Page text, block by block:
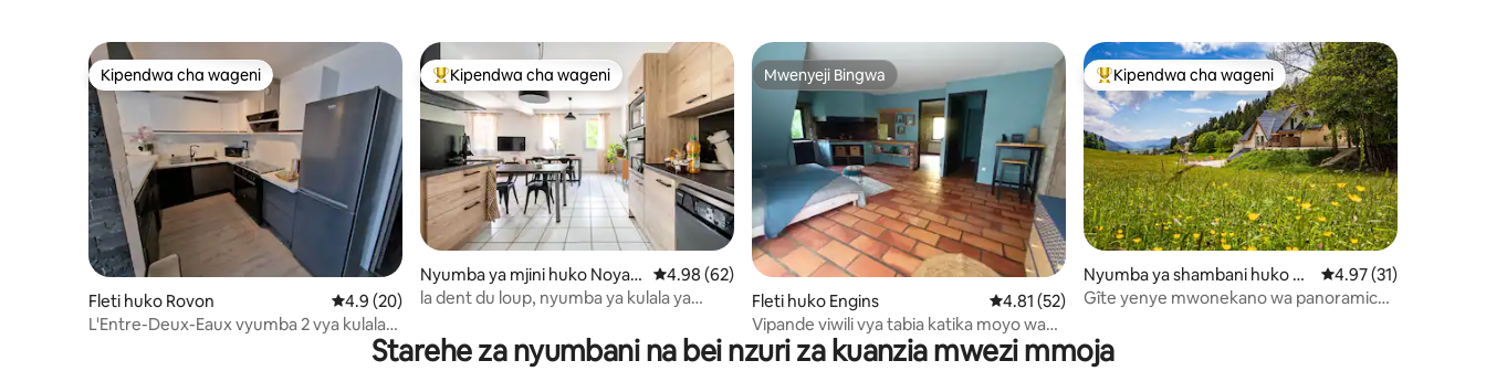
Kipendwa cha wageni
Kipendwa cha wageni
Fleti huko Rovon Ukadiriaji wa wastani wa 4.9 kati ya 5, tathmini 20
4.9 (20)
L'Entre-Deux-Eaux vyumba 2 vya kulala
Kipendwa maarufu cha wageni
Kipendwa cha wageni
Nyumba ya mjini huko Noyar
ey
Ukadiriaji wa wastani wa 4.98 kati ya 5, tathmini 62
4.98 (62)
la dent du loup, nyumba ya kulala ya
Mwenyeji Bingwa
Mwenyeji Bingwa
Fleti huko Engins Ukadiriaji wa wastani wa 4.81 kati ya 5, tathmini 52
4.81 (52)
Vipande viwili vya tabia katika moyo wa
gorges
Kipendwa maarufu cha wageni
Kipendwa cha wageni
Nyumba ya shambani huko A
utrans-Méaudre-en-Vercors
Ukadiriaji wa wastani
4.97 (31)
Gîte yenye mwonekano wa panoramic
Starehe za nyumbani na bei nzuri za kuanzia mwezi mmoja